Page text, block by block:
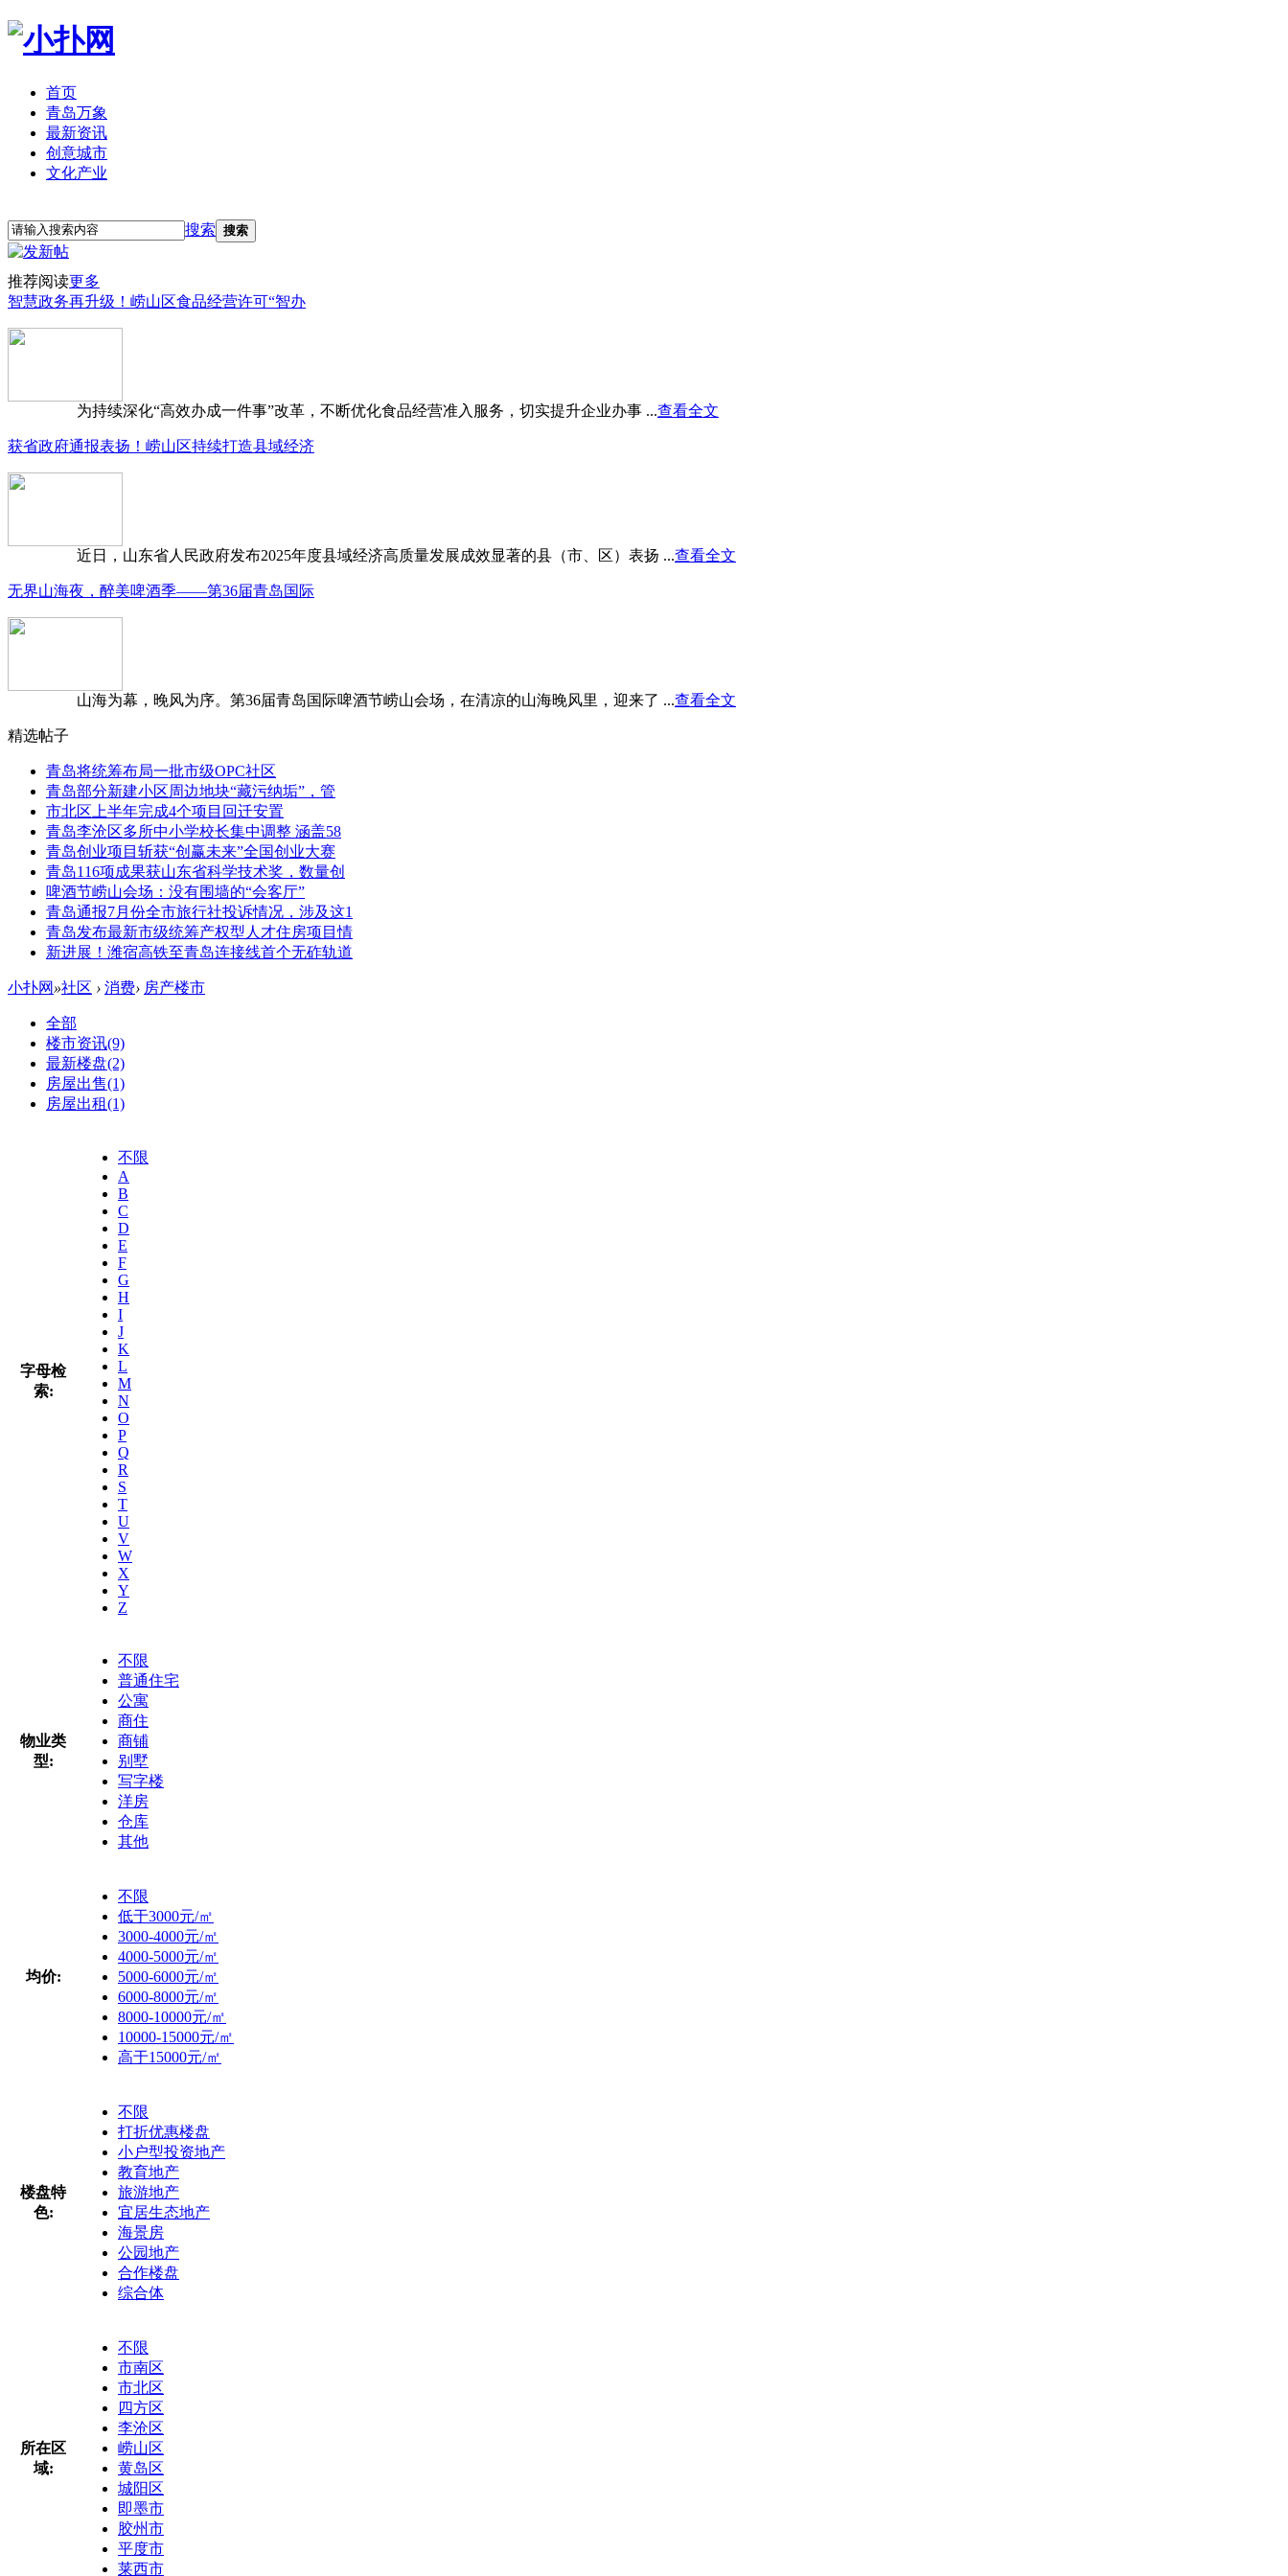
首页
青岛万象
最新资讯
创意城市
文化产业
搜索 搜索
推荐阅读更多
智慧政务再升级！崂山区食品经营许可“智办
为持续深化“高效办成一件事”改革，不断优化食品经营准入服务，切实提升企业办事 ...查看全文
获省政府通报表扬！崂山区持续打造县域经济
近日，山东省人民政府发布2025年度县域经济高质量发展成效显著的县（市、区）表扬 ...查看全文
无界山海夜，醉美啤酒季——第36届青岛国际
山海为幕，晚风为序。第36届青岛国际啤酒节崂山会场，在清凉的山海晚风里，迎来了 ...查看全文
精选帖子
青岛将统筹布局一批市级OPC社区
青岛部分新建小区周边地块“藏污纳垢”，管
市北区上半年完成4个项目回迁安置
青岛李沧区多所中小学校长集中调整 涵盖58
青岛创业项目斩获“创赢未来”全国创业大赛
青岛116项成果获山东省科学技术奖，数量创
啤酒节崂山会场：没有围墙的“会客厅”
青岛通报7月份全市旅行社投诉情况，涉及这1
青岛发布最新市级统筹产权型人才住房项目情
新进展！潍宿高铁至青岛连接线首个无砟轨道
小扑网 »社区 › 消费› 房产楼市
全部
楼市资讯(9)
最新楼盘(2)
房屋出售(1)
房屋出租(1)
字母检
索:
不限
A
B
C
D
E
F
G
H
I
J
K
L
M
N
O
P
Q
R
S
T
U
V
W
X
Y
Z
物业类
型:
不限
普通住宅
公寓
商住
商铺
别墅
写字楼
洋房
仓库
其他
均价:
不限
低于3000元/㎡
3000-4000元/㎡
4000-5000元/㎡
5000-6000元/㎡
6000-8000元/㎡
8000-10000元/㎡
10000-15000元/㎡
高于15000元/㎡
楼盘特
色:
不限
打折优惠楼盘
小户型投资地产
教育地产
旅游地产
宜居生态地产
海景房
公园地产
合作楼盘
综合体
所在区
域:
不限
市南区
市北区
四方区
李沧区
崂山区
黄岛区
城阳区
即墨市
胶州市
平度市
莱西市